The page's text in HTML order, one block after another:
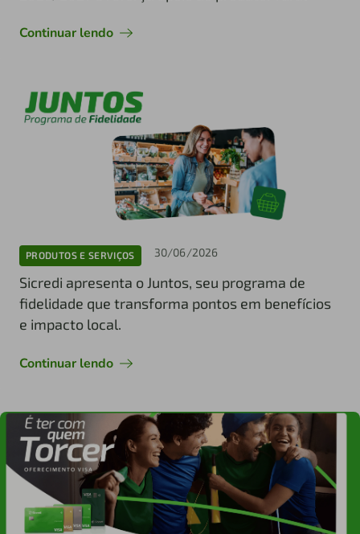
Continuar lendo
PRODUTOS E SERVIÇOS 30/06/2026
Sicredi apresenta o Juntos, seu programa de
fidelidade que transforma pontos em benefícios
e impacto local.
Continuar lendo